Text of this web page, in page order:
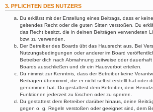
3. PFLICHTEN DES NUTZERS
Du erklärst mit der Erstellung eines Beitrags, dass er
geltendes Recht oder die guten Sitten verstoßen. Du
das Recht besitzt, die in deinen Beiträgen verwendeten
bzw. zu verwenden.
Der Betreiber des Boards übt das Hausrecht aus. Bei
Nutzungsbedingungen oder anderer im Board
Betreiber dich nach Abmahnung zeitweise oder
Boards ausschließen und dir ein Hausverbot erteilen.
Du nimmst zur Kenntnis, dass der Betreiber keine
Beiträgen übernimmt, die er nicht selbst erstellt hat oder
genommen hat. Du gestattest dem Betreiber, dein
Funktionen jederzeit zu löschen oder zu sperren.
Du gestattest dem Betreiber darüber hinaus, deine
gegen o. g. Regeln verstoßen oder geeignet sind, dem